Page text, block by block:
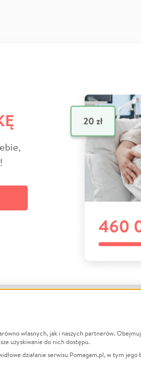
O nas
Opinie
własnych, jak i naszych partnerów.
uzyskiwanie do nich dostępu.
działanie serwisu Pomagam.pl, w tym